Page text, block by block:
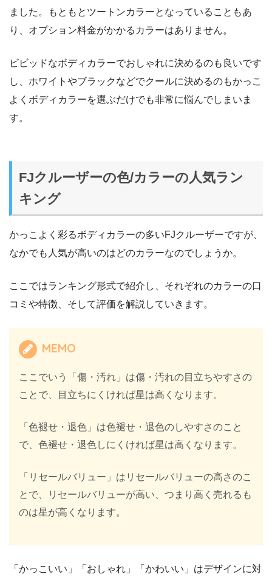
ました。もともとツートンカラーとなっていることもあ
り、オプション料金がかかるカラーはありません。
ビビッドなボディカラーでおしゃれに決めるのも良いです
し、ホワイトやブラックなどでクールに決めるのもかっこ
よくボディカラーを選ぶだけでも非常に悩んでしまいま
す。
FJクルーザーの色/カラーの人気ラン
キング
かっこよく彩るボディカラーの多いFJクルーザーですが、
なかでも人気が高いのはどのカラーなのでしょうか。
ここではランキング形式で紹介し、それぞれのカラーの口
コミや特徴、そして評価を解説していきます。
MEMO
ここでいう「傷・汚れ」は傷・汚れの目立ちやすさの
ことで、目立ちにくければ星は高くなります。
「色褪せ・退色」は色褪せ・退色のしやすさのこと
で、色褪せ・退色しにくければ星は高くなります。
「リセールバリュー」はリセールバリューの高さのこ
とで、リセールバリューが高い、つまり高く売れるも
のは星が高くなります。
「かっこいい」「おしゃれ」「かわいい」はデザインに対